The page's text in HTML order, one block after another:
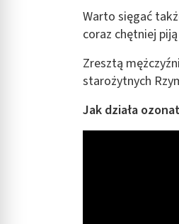
Warto sięgać
coraz chętniej
Zresztą
starożytnych
Jak działa
Reklama / śledzenie